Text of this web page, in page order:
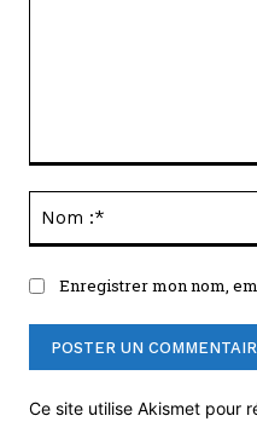
Enregistrer mon nom,
Ce site utilise Akismet pour